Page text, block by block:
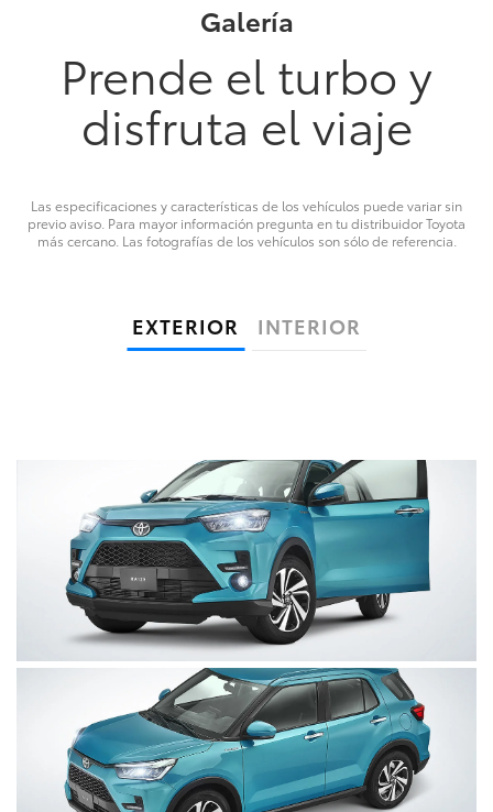
Galería
Prende el turbo y
disfruta el viaje
Las especificaciones y características de los vehículos puede variar sin
previo aviso. Para mayor información pregunta en tu distribuidor Toyota
más cercano. Las fotografías de los vehículos son sólo de referencia.
EXTERIOR INTERIOR
Clic
para
agrandar
foto